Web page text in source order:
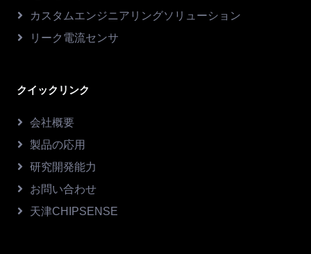
カスタムエンジニアリングソリューション
リーク電流センサ
クイックリンク
会社概要
製品の応用
研究開発能力
お問い合わせ
天津CHIPSENSE